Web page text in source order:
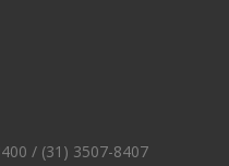
/ (31) 3507-8407